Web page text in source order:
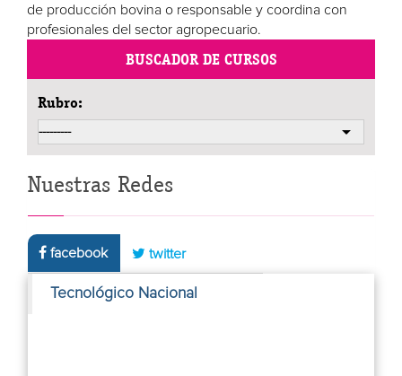
de producción bovina o responsable y coordina con
profesionales del sector agropecuario.
BUSCADOR DE CURSOS
Rubro:
Nuestras Redes
facebook twitter
Tecnológico Nacional